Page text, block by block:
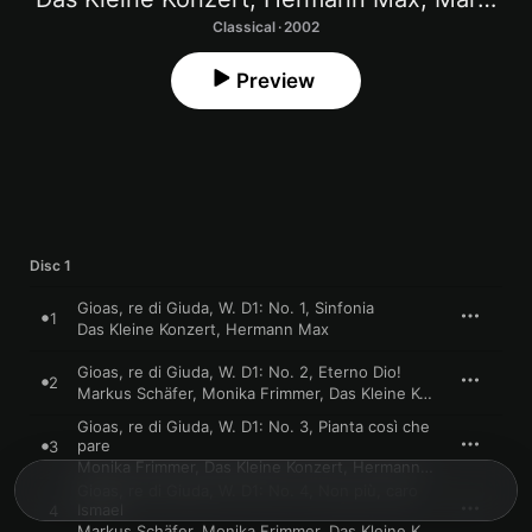
Classical · 2002
Preview
Disc 1
1
Gioas, re di Giuda, W. D1: No. 1, Sinfonia
Das Kleine Konzert, Hermann Max
2
Gioas, re di Giuda, W. D1: No. 2, Eterno Dio!
Markus Schäfer, Monika Frimmer, Das Kleine Konzert
3
Gioas, re di Giuda, W. D1: No. 3, Pianta così che
pare
Monika Frimmer,Das Kleine Konzert,Hermann Max